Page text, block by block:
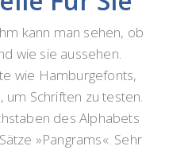
kann man sehen, ob
wie sie aussehen.
wie Hamburgefonts,
um Schriften zu testen.
des Alphabets
»Pangrams«. Sehr